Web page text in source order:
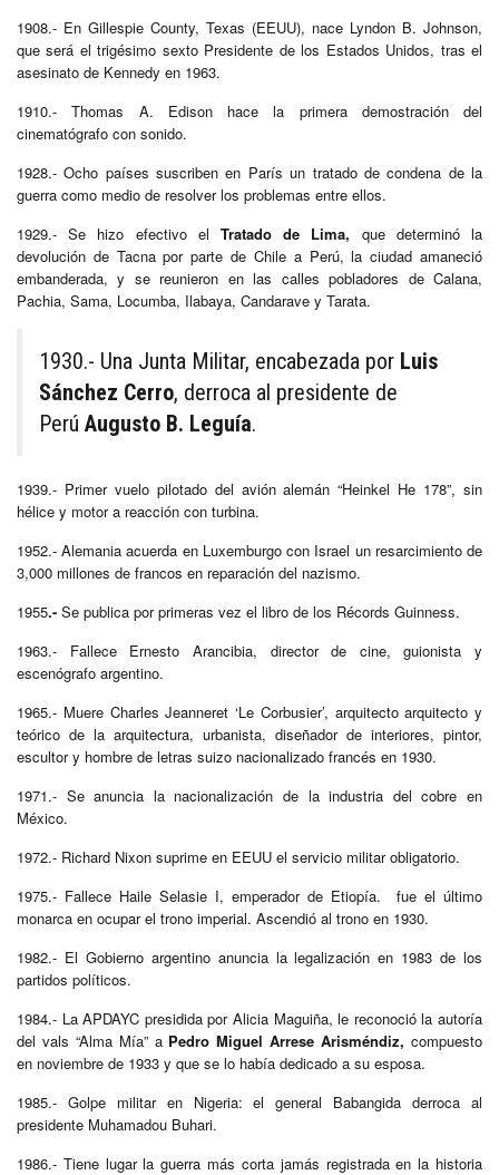
1908.- En Gillespie County, Texas (EEUU), nace Lyndon B. Johnson,
que será el trigésimo sexto Presidente de los Estados Unidos, tras el
asesinato de Kennedy en 1963.
1910.- Thomas A. Edison hace la primera demostración del
cinematógrafo con sonido.
1928.- Ocho países suscriben en París un tratado de condena de la
guerra como medio de resolver los problemas entre ellos.
1929.- Se hizo efectivo el Tratado de Lima, que determinó la
devolución de Tacna por parte de Chile a Perú, la ciudad amaneció
embanderada, y se reunieron en las calles pobladores de Calana,
Pachia, Sama, Locumba, Ilabaya, Candarave y Tarata.
1930.- Una Junta Militar, encabezada por Luis
Sánchez Cerro, derroca al presidente de
Perú Augusto B. Leguía.
1939.- Primer vuelo pilotado del avión alemán “Heinkel He 178”, sin
hélice y motor a reacción con turbina.
1952.- Alemania acuerda en Luxemburgo con Israel un resarcimiento de
3,000 millones de francos en reparación del nazismo.
1955.- Se publica por primeras vez el libro de los Récords Guinness.
1963.- Fallece Ernesto Arancibia, director de cine, guionista y
escenógrafo argentino.
1965.- Muere Charles Jeanneret ‘Le Corbusier’, arquitecto arquitecto y
teórico de la arquitectura, urbanista, diseñador de interiores, pintor,
escultor y hombre de letras suizo nacionalizado francés en 1930.
1971.- Se anuncia la nacionalización de la industria del cobre en
México.
1972.- Richard Nixon suprime en EEUU el servicio militar obligatorio.
1975.- Fallece Haile Selasie I, emperador de Etiopía. fue el último
monarca en ocupar el trono imperial. Ascendió al trono en 1930.
1982.- El Gobierno argentino anuncia la legalización en 1983 de los
partidos políticos.
1984.- La APDAYC presidida por Alicia Maguiña, le reconoció la autoría
del vals “Alma Mía” a Pedro Miguel Arrese Arisméndiz, compuesto
en noviembre de 1933 y que se lo había dedicado a su esposa.
1985.- Golpe militar en Nigeria: el general Babangida derroca al
presidente Muhamadou Buhari.
1986.- Tiene lugar la guerra más corta jamás registrada en la historia